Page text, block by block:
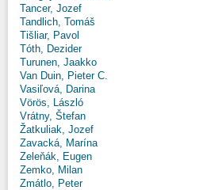
Tancer, Jozef
Tandlich, Tomáš
Tišliar, Pavol
Tóth, Dezider
Turunen, Jaakko
Van Duin, Pieter C.
Vasiľová, Darina
Vörös, László
Vrátny, Štefan
Žatkuliak, Jozef
Zavacká, Marína
Zeleňák, Eugen
Zemko, Milan
Zmátlo, Peter